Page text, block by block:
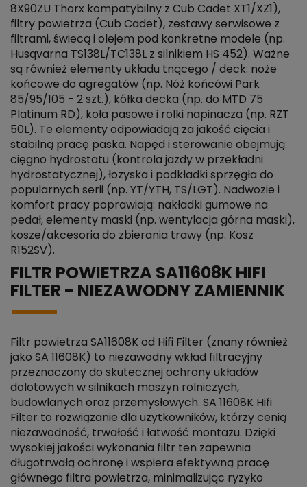
8X90ZU Thorx kompatybilny z Cub Cadet XT1/XZ1),
filtry powietrza (Cub Cadet), zestawy serwisowe z
filtrami, świecą i olejem pod konkretne modele (np.
Husqvarna TS138L/TC138L z silnikiem HS 452). Ważne
są również elementy układu tnącego / deck: noże
końcowe do agregatów (np. Nóż końcówi Park
85/95/105 - 2 szt.), kółka decka (np. do MTD 75
Platinum RD), koła pasowe i rolki napinacza (np. RZT
50L). Te elementy odpowiadają za jakość cięcia i
stabilną pracę paska. Napęd i sterowanie obejmują:
cięgno hydrostatu (kontrola jazdy w przekładni
hydrostatycznej), łożyska i podkładki sprzęgła do
popularnych serii (np. YT/YTH, TS/LGT). Nadwozie i
komfort pracy poprawiają: nakładki gumowe na
pedał, elementy maski (np. wentylacja górna maski),
kosze/akcesoria do zbierania trawy (np. Kosz
R152SV).
FILTR POWIETRZA SA11608K HIFI
FILTER - NIEZAWODNY ZAMIENNIK
Filtr powietrza SA11608K od Hifi Filter (znany również
jako SA 11608K) to niezawodny wkład filtracyjny
przeznaczony do skutecznej ochrony układów
dolotowych w silnikach maszyn rolniczych,
budowlanych oraz przemysłowych. SA 11608K Hifi
Filter to rozwiązanie dla użytkowników, którzy cenią
niezawodność, trwałość i łatwość montażu. Dzięki
wysokiej jakości wykonania filtr ten zapewnia
długotrwałą ochronę i wspiera efektywną pracę
głównego filtra powietrza, minimalizując ryzyko